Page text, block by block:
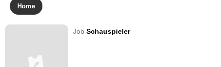
Home
JobSchauspieler